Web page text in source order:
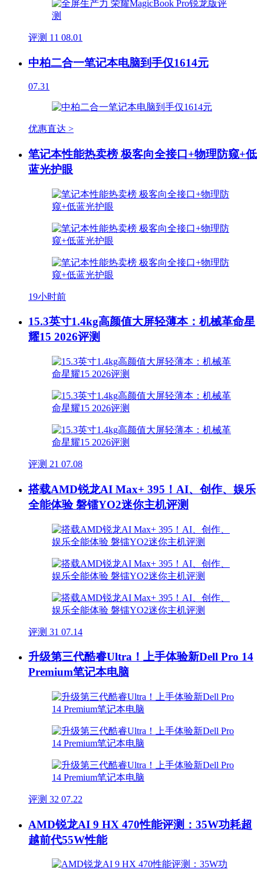
评测 11 08.01
中柏二合一笔记本电脑到手仅1614元
07.31
优惠直达 >
笔记本性能热卖榜 极客向全接口+物理防窥+低
蓝光护眼
19小时前
15.3英寸1.4kg高颜值大屏轻薄本：机械革命星
耀15 2026评测
评测 21 07.08
搭载AMD锐龙AI Max+ 395！AI、创作、娱乐
全能体验 磐镭YO2迷你主机评测
评测 31 07.14
升级第三代酷睿Ultra！上手体验新Dell Pro 14
Premium笔记本电脑
评测 32 07.22
AMD锐龙AI 9 HX 470性能评测：35W功耗超
越前代55W性能